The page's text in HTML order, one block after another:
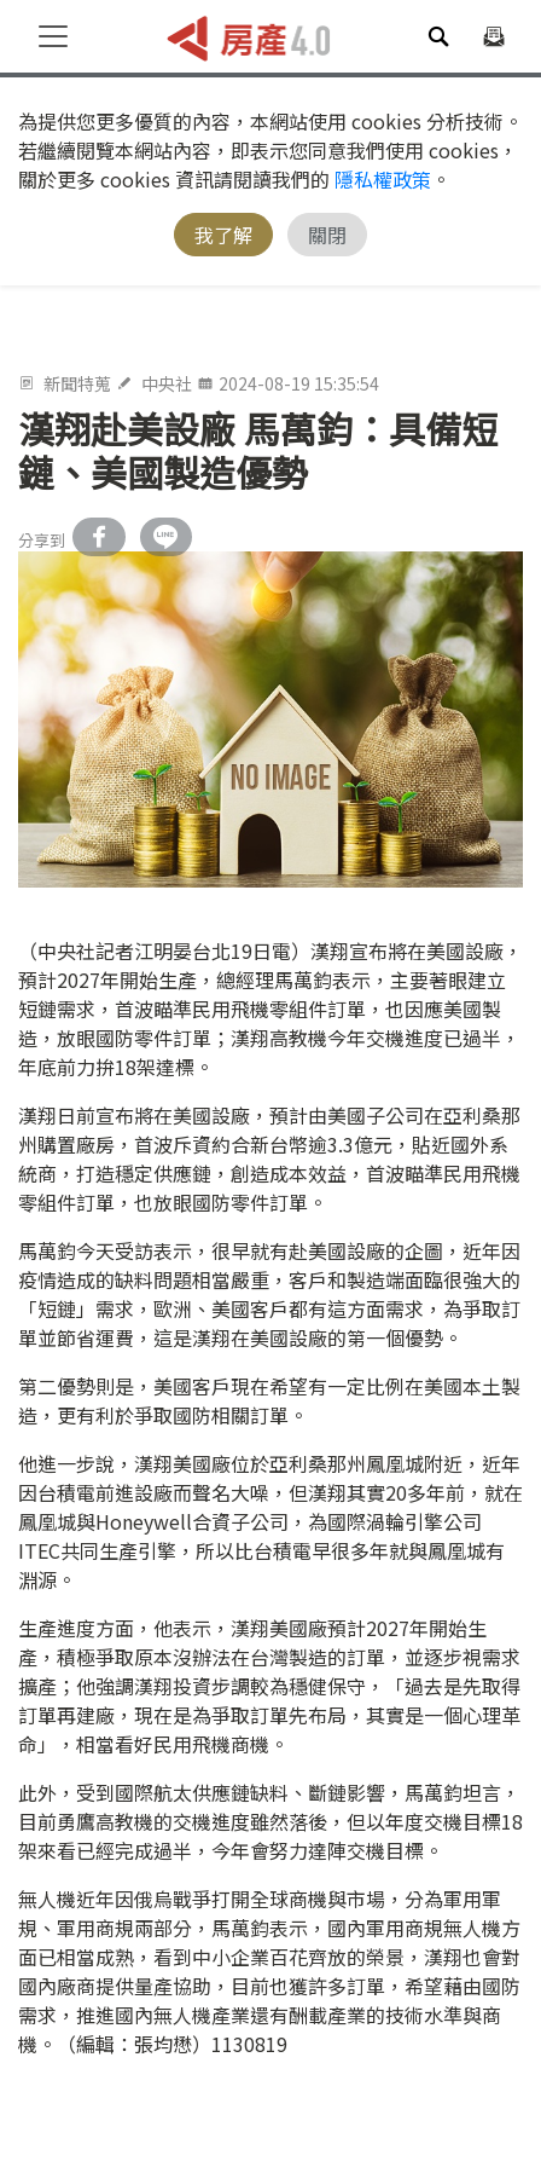
為提供您更多優質的內容，本網站使用 cookies 分析技術。
若繼續閱覽本網站內容，即表示您同意我們使用 cookies，
關於更多 cookies 資訊請閱讀我們的 隱私權政策 。
我了解
關閉
新聞特蒐 中央社 2024-08-19 15:35:54
漢翔赴美設廠 馬萬鈞：具備短
鏈、美國製造優勢
分享到
（中央社記者江明晏台北19日電）漢翔宣布將在美國設廠，
預計2027年開始生產，總經理馬萬鈞表示，主要著眼建立
短鏈需求，首波瞄準民用飛機零組件訂單，也因應美國製
造，放眼國防零件訂單；漢翔高教機今年交機進度已過半，
年底前力拚18架達標。
漢翔日前宣布將在美國設廠，預計由美國子公司在亞利桑那
州購置廠房，首波斥資約合新台幣逾3.3億元，貼近國外系
統商，打造穩定供應鏈，創造成本效益，首波瞄準民用飛機
零組件訂單，也放眼國防零件訂單。
馬萬鈞今天受訪表示，很早就有赴美國設廠的企圖，近年因
疫情造成的缺料問題相當嚴重，客戶和製造端面臨很強大的
「短鏈」需求，歐洲、美國客戶都有這方面需求，為爭取訂
單並節省運費，這是漢翔在美國設廠的第一個優勢。
第二優勢則是，美國客戶現在希望有一定比例在美國本土製
造，更有利於爭取國防相關訂單。
他進一步說，漢翔美國廠位於亞利桑那州鳳凰城附近，近年
因台積電前進設廠而聲名大噪，但漢翔其實20多年前，就在
鳳凰城與Honeywell合資子公司，為國際渦輪引擎公司
ITEC共同生產引擎，所以比台積電早很多年就與鳳凰城有
淵源。
生產進度方面，他表示，漢翔美國廠預計2027年開始生
產，積極爭取原本沒辦法在台灣製造的訂單，並逐步視需求
擴產；他強調漢翔投資步調較為穩健保守，「過去是先取得
訂單再建廠，現在是為爭取訂單先布局，其實是一個心理革
命」，相當看好民用飛機商機。
此外，受到國際航太供應鏈缺料、斷鏈影響，馬萬鈞坦言，
目前勇鷹高教機的交機進度雖然落後，但以年度交機目標18
架來看已經完成過半，今年會努力達陣交機目標。
無人機近年因俄烏戰爭打開全球商機與市場，分為軍用軍
規、軍用商規兩部分，馬萬鈞表示，國內軍用商規無人機方
面已相當成熟，看到中小企業百花齊放的榮景，漢翔也會對
國內廠商提供量產協助，目前也獲許多訂單，希望藉由國防
需求，推進國內無人機產業還有酬載產業的技術水準與商
機。（編輯：張均懋）1130819